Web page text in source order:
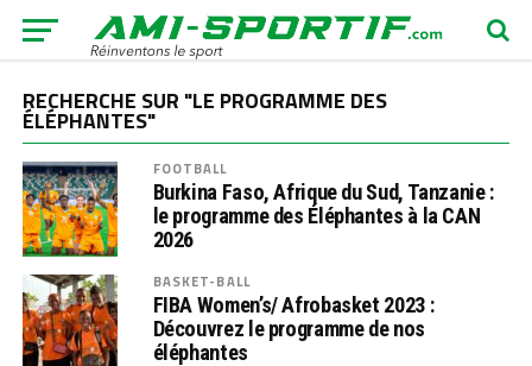
RECHERCHE SUR "LE PROGRAMME DES
ÉLÉPHANTES"
FOOTBALL
Burkina Faso, Afrique du Sud, Tanzanie :
le programme des Éléphantes à la CAN
2026
BASKET-BALL
FIBA Women’s/ Afrobasket 2023 :
Découvrez le programme de nos
éléphantes